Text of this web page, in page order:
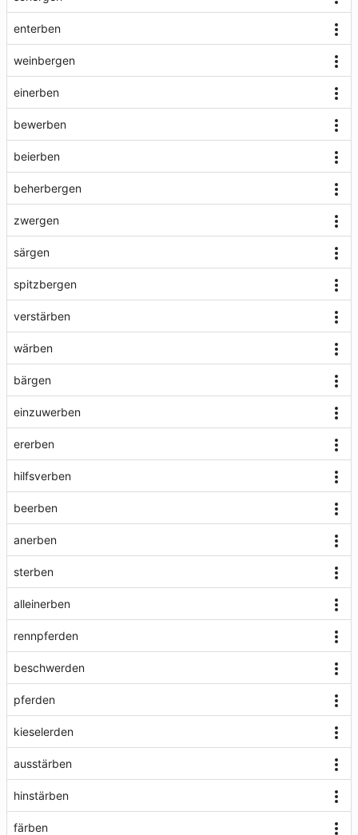
enterben
weinbergen
einerben
bewerben
beierben
beherbergen
zwergen
särgen
spitzbergen
verstärben
wärben
bärgen
einzuwerben
ererben
hilfsverben
beerben
anerben
sterben
alleinerben
rennpferden
beschwerden
pferden
kieselerden
ausstärben
hinstärben
färben